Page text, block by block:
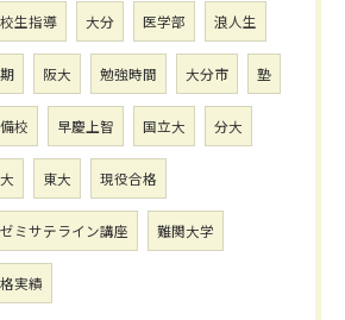
生指導 大分 医学部 浪人生
阪大 勉強時間 大分市 塾
校 早慶上智 国立大 分大
東大 現役合格
ミサテライン講座 難関大学
実績